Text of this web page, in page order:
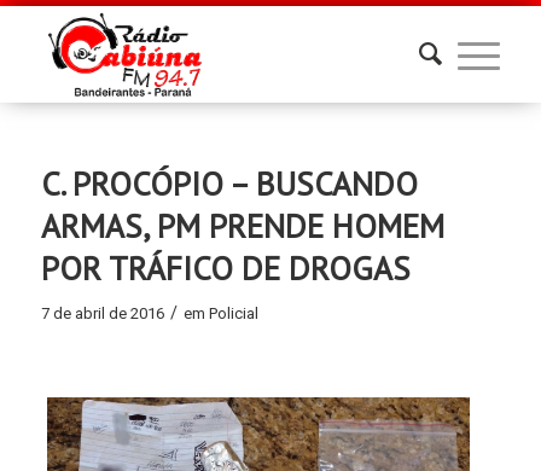
C. PROCÓPIO – BUSCANDO
ARMAS, PM PRENDE HOMEM
POR TRÁFICO DE DROGAS
7 de abril de 2016 / em Policial